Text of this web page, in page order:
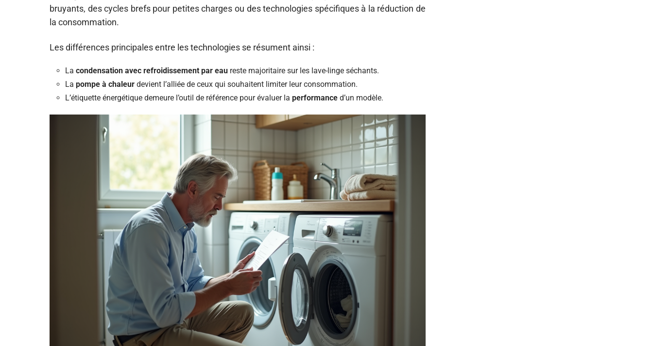
bruyants, des cycles brefs pour petites charges ou des technologies spécifiques à la réduction de
la consommation.
Les différences principales entre les technologies se résument ainsi :
La condensation avec refroidissement par eau reste majoritaire sur les lave-linge séchants.
La pompe à chaleur devient l’alliée de ceux qui souhaitent limiter leur consommation.
L’étiquette énergétique demeure l’outil de référence pour évaluer la performance d’un modèle.